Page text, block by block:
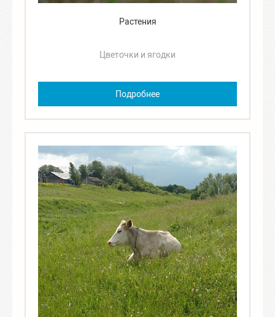
Растения
Цветочки и ягодки
Подробнее